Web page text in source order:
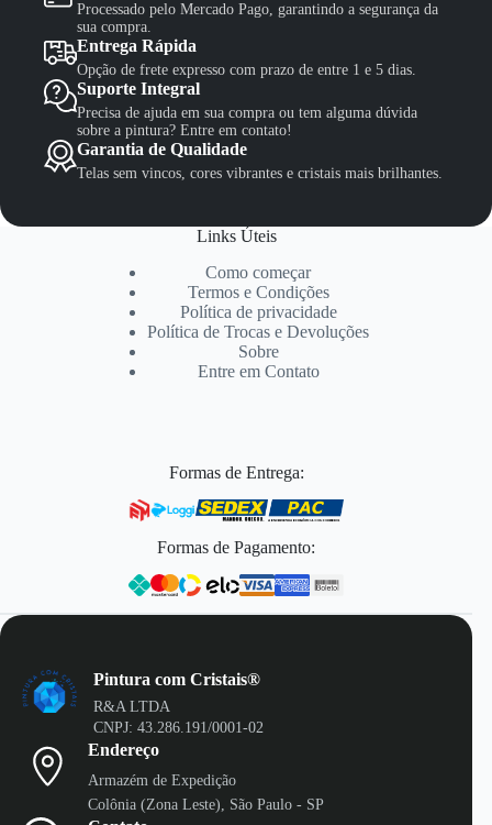
Processado pelo Mercado Pago, garantindo a segurança da
sua compra.
Entrega Rápida
Opção de frete expresso com prazo de entre 1 e 5 dias.
Suporte Integral
Precisa de ajuda em sua compra ou tem alguma dúvida
sobre a pintura? Entre em contato!
Garantia de Qualidade
Telas sem vincos, cores vibrantes e cristais mais brilhantes.
Links Úteis
Como começar
Termos e Condições
Política de privacidade
Política de Trocas e Devoluções
Sobre
Entre em Contato
Formas de Entrega:
Formas de Pagamento:
Pintura com Cristais®
R&A LTDA
CNPJ: 43.286.191/0001-02
Endereço
Armazém de Expedição
Colônia (Zona Leste), São Paulo - SP